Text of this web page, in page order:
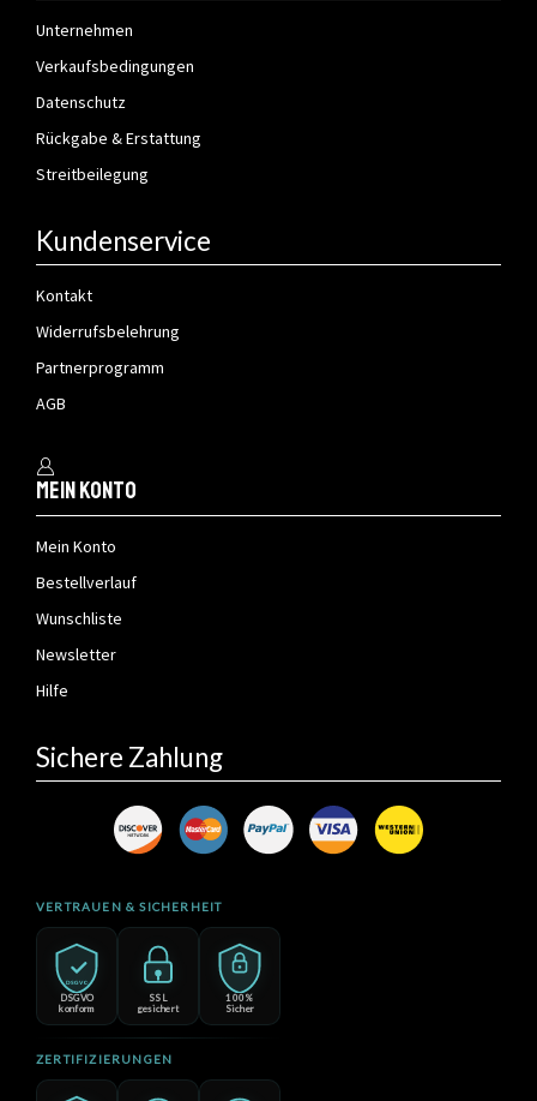
Unternehmen
Verkaufsbedingungen
Datenschutz
Rückgabe & Erstattung
Streitbeilegung
Kundenservice
Kontakt
Widerrufsbelehrung
Partnerprogramm
AGB
Mein Konto
Mein Konto
Bestellverlauf
Wunschliste
Newsletter
Hilfe
Sichere Zahlung
VERTRAUEN & SICHERHEIT
DSGVO
DSGVO
konform
SSL
gesichert
100%
Sicher
ZERTIFIZIERUNGEN